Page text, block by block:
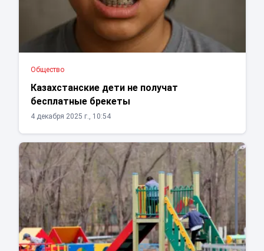
Общество
Казахстанские дети не получат
бесплатные брекеты
4 декабря 2025 г., 10:54